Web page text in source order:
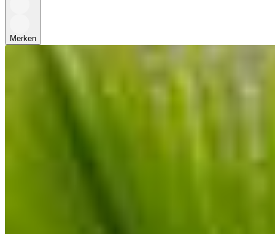
Merken